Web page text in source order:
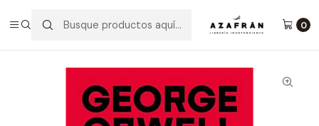
0
1984 (Edición Definitiva Avalada Por The Orwell Estate)